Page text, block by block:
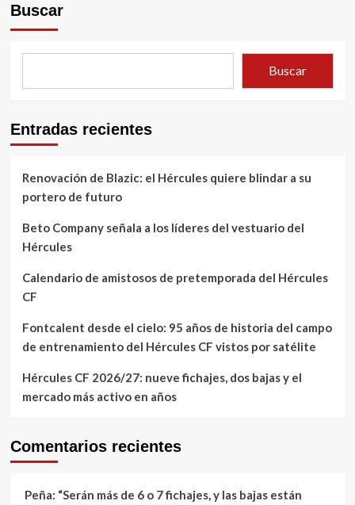
Buscar
Buscar
Entradas recientes
Renovación de Blazic: el Hércules quiere blindar a su
portero de futuro
Beto Company señala a los líderes del vestuario del
Hércules
Calendario de amistosos de pretemporada del Hércules
CF
Fontcalent desde el cielo: 95 años de historia del campo
de entrenamiento del Hércules CF vistos por satélite
Hércules CF 2026/27: nueve fichajes, dos bajas y el
mercado más activo en años
Comentarios recientes
Peña: “Serán más de 6 o 7 fichajes, y las bajas están